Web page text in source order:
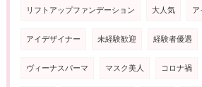
リフトアップファンデーション 大人気 ア
アイデザイナー 未経験歓迎 経験者優遇
ヴィーナスパーマ マスク美人 コロナ禍